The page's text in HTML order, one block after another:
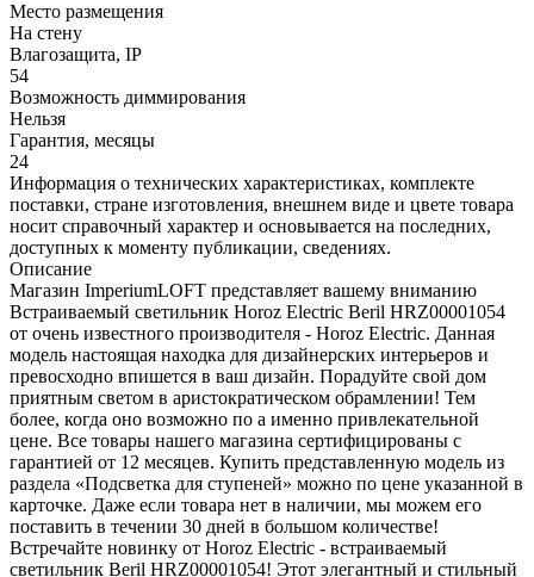
Место размещения
На стену
Влагозащита, IP
54
Возможность диммирования
Нельзя
Гарантия, месяцы
24
Информация о технических характеристиках, комплекте
поставки, стране изготовления, внешнем виде и цвете товара
носит справочный характер и основывается на последних,
доступных к моменту публикации, сведениях.
Описание
Магазин ImperiumLOFT представляет вашему вниманию
Встраиваемый светильник Horoz Electric Beril HRZ00001054
от очень известного производителя - Horoz Electric. Данная
модель настоящая находка для дизайнерских интерьеров и
превосходно впишется в ваш дизайн. Порадуйте свой дом
приятным светом в аристократическом обрамлении! Тем
более, когда оно возможно по а именно привлекательной
цене. Все товары нашего магазина сертифицированы с
гарантией от 12 месяцев. Купить представленную модель из
раздела «Подсветка для ступеней» можно по цене указанной в
карточке. Даже если товара нет в наличии, мы можем его
поставить в течении 30 дней в большом количестве!
Встречайте новинку от Horoz Electric - встраиваемый
светильник Beril HRZ00001054! Этот элегантный и стильный